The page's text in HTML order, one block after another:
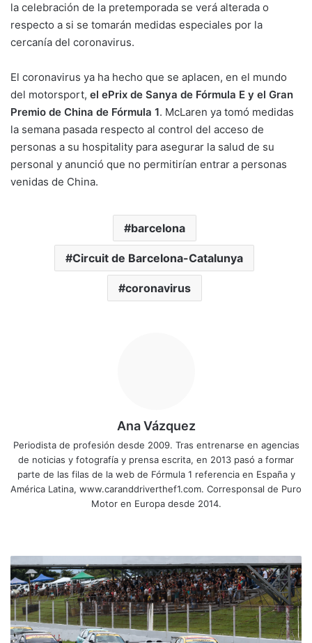
la celebración de la pretemporada se verá alterada o
respecto a si se tomarán medidas especiales por la
cercanía del coronavirus.
El coronavirus ya ha hecho que se aplacen, en el mundo
del motorsport, el ePrix de Sanya de Fórmula E y el Gran
Premio de China de Fórmula 1. McLaren ya tomó medidas
la semana pasada respecto al control del acceso de
personas a su hospitality para asegurar la salud de su
personal y anunció que no permitirían entrar a personas
venidas de China.
barcelona
Circuit de Barcelona-Catalunya
coronavirus
Ana Vázquez
Periodista de profesión desde 2009. Tras entrenarse en agencias
de noticias y fotografía y prensa escrita, en 2013 pasó a formar
parte de las filas de la web de Fórmula 1 referencia en España y
América Latina, www.caranddriverthef1.com. Corresponsal de Puro
Motor en Europa desde 2014.
Con
una
fecha
más,
Street
Racing